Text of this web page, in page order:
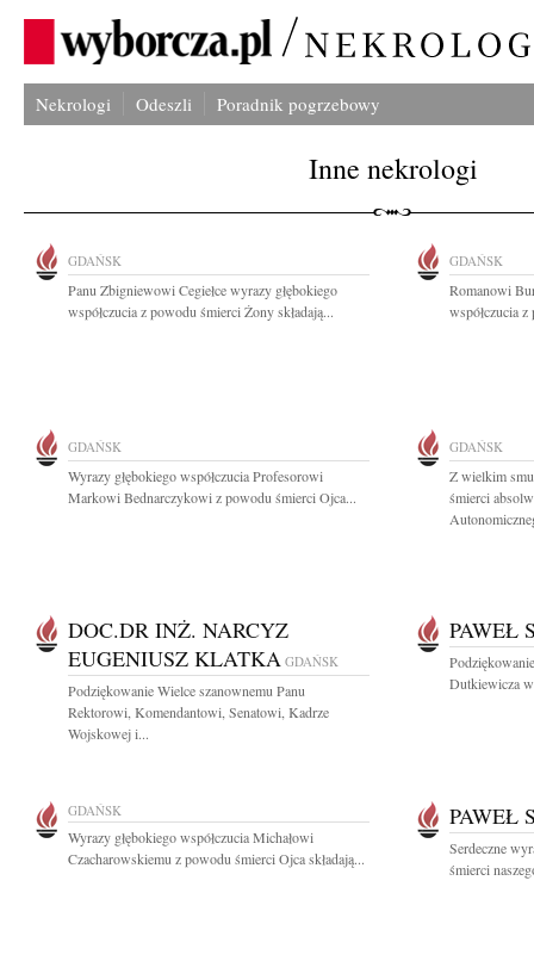
Nekrologi Odeszli Poradnik pogrzebowy
Inne nekrologi
GDAŃSK
Panu Zbigniewowi Cegiełce wyrazy głębokiego
współczucia z powodu śmierci Żony składają...
GDAŃSK
Romanowi
współczucia
GDAŃSK
Wyrazy głębokiego współczucia Profesorowi
Markowi Bednarczykowi z powodu śmierci Ojca...
GDAŃSK
Z wielkim
śmierci
DOC.DR INŻ. NARCYZ
EUGENIUSZ KLATKA GDAŃSK
Podziękowanie Wielce szanownemu Panu
Rektorowi, Komendantowi, Senatowi, Kadrze
Wojskowej i...
PAWEŁ
Dutkiewicza
GDAŃSK
Wyrazy głębokiego współczucia Michałowi
Czacharowskiemu z powodu śmierci Ojca składają...
PAWEŁ
Serdeczne
śmierci